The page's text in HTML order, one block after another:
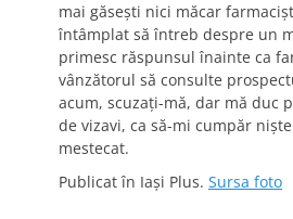
mai găseşti nici măcar
întâmplat să întreb despre un
primesc răspunsul înainte ca
vânzătorul să consulte
acum, scuzaţi-mă, dar mă duc
de vizavi, ca să-mi cumpăr
mestecat.
Publicat în Iaşi Plus. Sursa foto